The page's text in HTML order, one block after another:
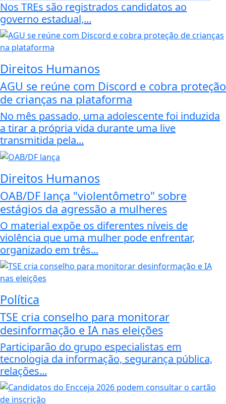
Nos TREs são registrados candidatos ao
governo estadual,...
Direitos Humanos
AGU se reúne com Discord e cobra proteção
de crianças na plataforma
No mês passado, uma adolescente foi induzida
a tirar a própria vida durante uma live
transmitida pela...
Direitos Humanos
OAB/DF lança "violentômetro" sobre
estágios da agressão a mulheres
O material expõe os diferentes níveis de
violência que uma mulher pode enfrentar,
organizado em três...
Política
TSE cria conselho para monitorar
desinformação e IA nas eleições
Participarão do grupo especialistas em
tecnologia da informação, segurança pública,
relações...